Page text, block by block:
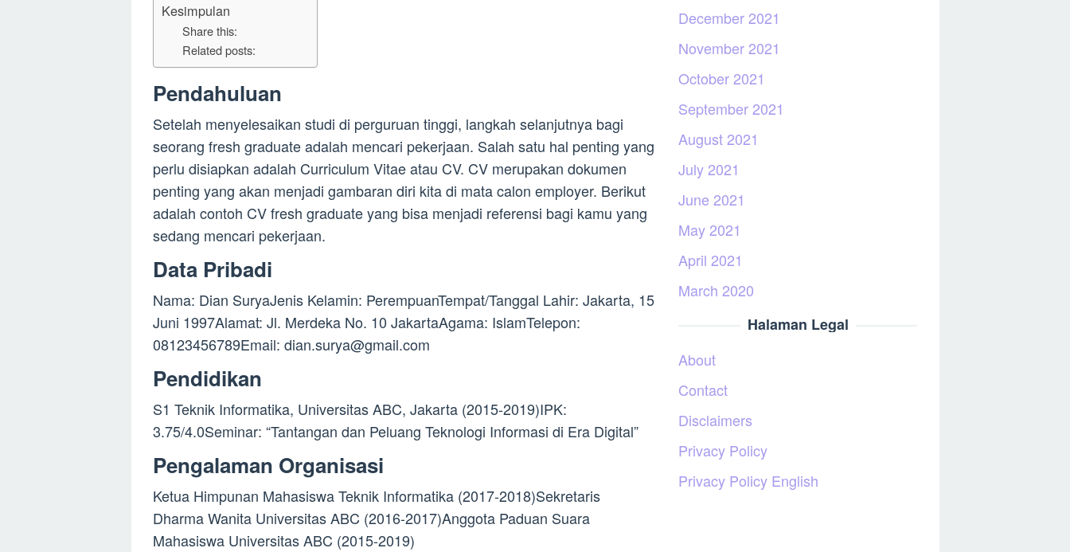
Kesimpulan
Share this:
Related posts:
Pendahuluan
Setelah menyelesaikan studi di perguruan tinggi, langkah selanjutnya bagi
seorang fresh graduate adalah mencari pekerjaan. Salah satu hal penting yang
perlu disiapkan adalah Curriculum Vitae atau CV. CV merupakan dokumen
penting yang akan menjadi gambaran diri kita di mata calon employer. Berikut
adalah contoh CV fresh graduate yang bisa menjadi referensi bagi kamu yang
sedang mencari pekerjaan.
Data Pribadi
Nama: Dian SuryaJenis Kelamin: PerempuanTempat/Tanggal Lahir: Jakarta, 15
Juni 1997Alamat: Jl. Merdeka No. 10 JakartaAgama: IslamTelepon:
08123456789Email: dian.surya@gmail.com
Pendidikan
S1 Teknik Informatika, Universitas ABC, Jakarta (2015-2019)IPK:
3.75/4.0Seminar: “Tantangan dan Peluang Teknologi Informasi di Era Digital”
Pengalaman Organisasi
Ketua Himpunan Mahasiswa Teknik Informatika (2017-2018)Sekretaris
Dharma Wanita Universitas ABC (2016-2017)Anggota Paduan Suara
Mahasiswa Universitas ABC (2015-2019)
December 2021
November 2021
October 2021
September 2021
August 2021
July 2021
June 2021
May 2021
April 2021
March 2020
Halaman Legal
About
Contact
Disclaimers
Privacy Policy
Privacy Policy English